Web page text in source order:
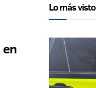
Lo más visto